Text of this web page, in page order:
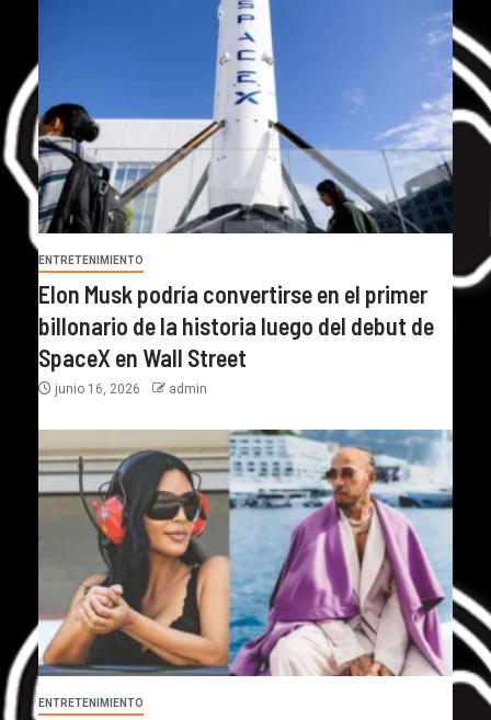
ENTRETENIMIENTO
Elon Musk podría convertirse en el primer
billonario de la historia luego del debut de
SpaceX en Wall Street
junio 16, 2026 admin
ENTRETENIMIENTO